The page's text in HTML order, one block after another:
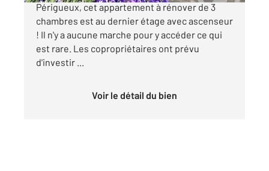
Périgueux, cet appartement à rénover de 3
chambres est au dernier étage avec ascenseur
! Il n'y a aucune marche pour y accéder ce qui
est rare. Les copropriétaires ont prévu
d'investir ...
Voir le détail du bien